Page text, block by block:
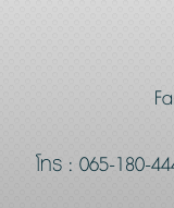
โทร : 065-180-